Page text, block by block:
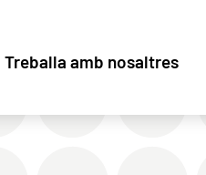
Treballa amb nosaltres